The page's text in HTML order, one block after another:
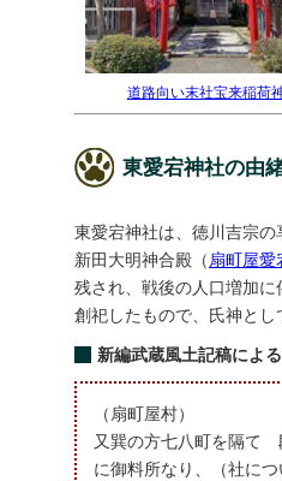
道路向い末社宝来稲荷
東愛宕神社の由
東愛宕神社は、徳川吉宗
新田大明神合殿（ 扇町屋愛
残され、戦後の人口増加
創祀したもので、氏神とし
新編武蔵風土記稿によ
（扇町屋村）
又巽の方七八町を隔て
に御料所なり、（社に